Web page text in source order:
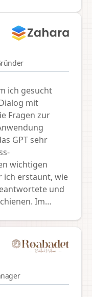
reibungslose
mit unserem
und
sondern auch
gebracht, da
Antworten auf
Support
des
erstklassig.
wir dank
näher kommen
ich gesucht
mit
Fragen zur
GPT sehr
wichtigen
ich erstaunt, wie
und
Im
und die
ist unser
KI-